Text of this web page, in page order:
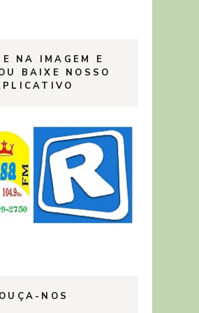
NA IMAGEM E
BAIXE NOSSO
OUÇA-NOS